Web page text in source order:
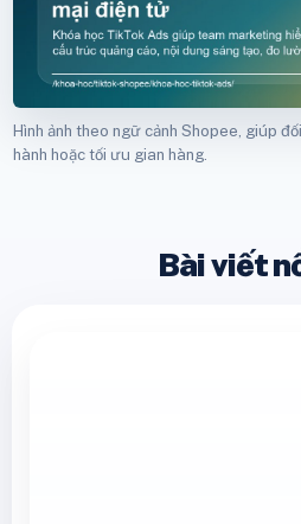
Hình ảnh theo ngữ cảnh Shopee, giúp
hành hoặc tối ưu gian hàng.
Bài viết